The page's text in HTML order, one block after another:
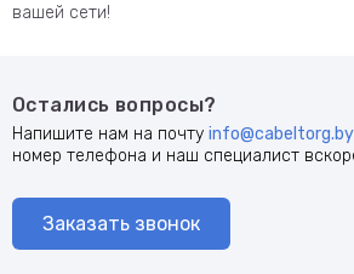
вашей сети!
Остались вопросы?
Напишите нам на почту info@cabeltorg.by
номер телефона и наш специалист
Заказать звонок